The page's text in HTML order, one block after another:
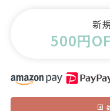
新
500円